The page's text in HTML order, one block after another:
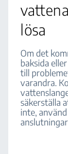
lösa
Om det
baksida
till
varandra.
säkerställa
inte,